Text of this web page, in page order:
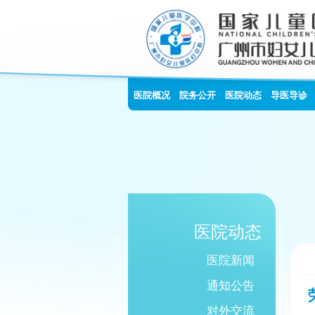
医院概况 院务公开 医院动态 导医导诊
医院动态
医院新闻
通知公告
对外交流